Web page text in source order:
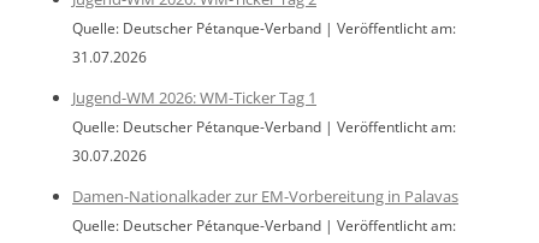
Quelle: Deutscher Pétanque-Verband
Veröffentlicht am:
31.07.2026
Jugend-WM 2026: WM-Ticker Tag 1
Quelle: Deutscher Pétanque-Verband
Veröffentlicht am:
30.07.2026
Damen-Nationalkader zur EM-Vorbereitung in Palavas
Quelle: Deutscher Pétanque-Verband
Veröffentlicht am: